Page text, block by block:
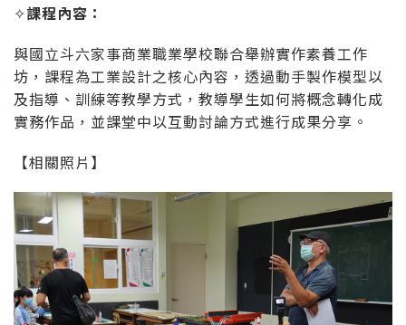
✧課程內容：
與國立斗六家事商業職業學校聯合舉辦實作素養工作
坊，課程為工業設計之核心內容，透過動手製作模型以
及指導、訓練等教學方式，教導學生如何將概念轉化成
實務作品，並課堂中以互動討論方式進行成果分享。
【相關照片】